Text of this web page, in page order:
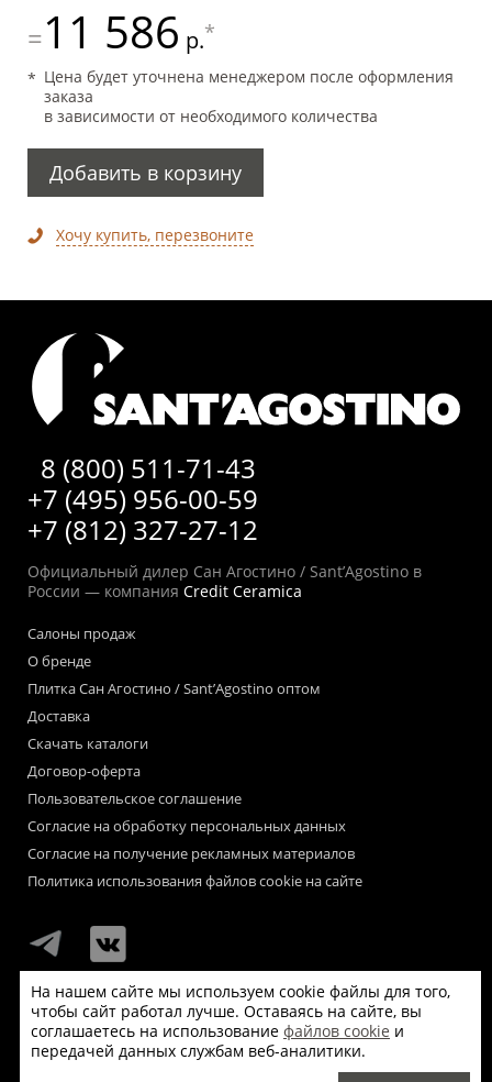
=11 586 р.*
Цена будет уточнена менеджером после оформления
заказа
в зависимости от необходимого количества
Добавить в корзину
Хочу купить, перезвоните
8 (800) 511-71-43
+7 (495) 956-00-59
+7 (812) 327-27-12
Официальный дилер Сан Агостино / Sant’Agostino в
России — компания Credit Ceramica
Салоны продаж
О бренде
Плитка Сан Агостино / Sant’Agostino оптом
Доставка
Скачать каталоги
Договор-оферта
Пользовательское соглашение
Согласие на обработку персональных данных
Согласие на получение рекламных материалов
Политика использования файлов cookie на сайте
Мы используем файлы «cookie» для функционирования сайта.
Если Вас это не устраивает, пожалуйста, покиньте сайт.
На нашем сайте мы используем cookie файлы для того,
чтобы сайт работал лучше. Оставаясь на сайте, вы
соглашаетесь на использование файлов cookie и
передачей данных службам веб-аналитики.